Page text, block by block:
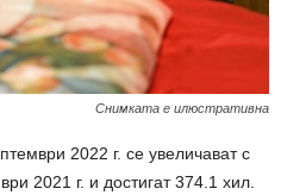
Снимката е илюстративна
2022 г. се увеличават с
2021 г. и достигат 374.1 хил.